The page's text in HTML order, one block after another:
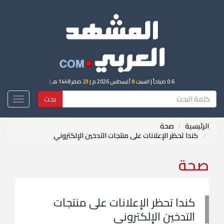
0:6 صباحاً | السبت8أغسطس 2026 م | 23 صفر 1448 هـ |
بحث
الرئيسية صحة
كندا تحظر الإعلانات على منتجات التدخين الإلكتروني
صحة
كندا تحظر الإعلانات على منتجات
التدخين الإلكتروني